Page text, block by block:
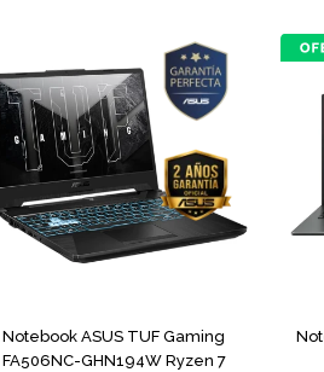
Notebook ASUS TUF Gaming
FA506NC-GHN194W Ryzen 7